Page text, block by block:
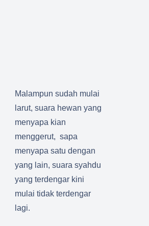
Malampun sudah mulai
larut, suara hewan yang
menyapa kian
menggerut, sapa
menyapa satu dengan
yang lain, suara syahdu
yang terdengar kini
mulai tidak terdengar
lagi.